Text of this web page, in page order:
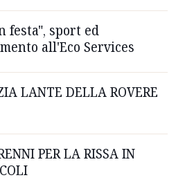
festa", sport ed
all'Eco Services
LANTE DELLA ROVERE
PER LA RISSA IN